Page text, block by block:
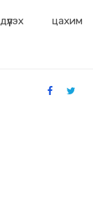
цахим